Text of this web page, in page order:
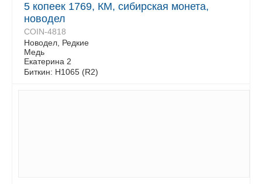
5 копеек 1769, КМ, сибирская монета,
новодел
COIN-4818
Новодел, Редкие
Медь
Екатерина 2
Биткин: Н1065 (R2)